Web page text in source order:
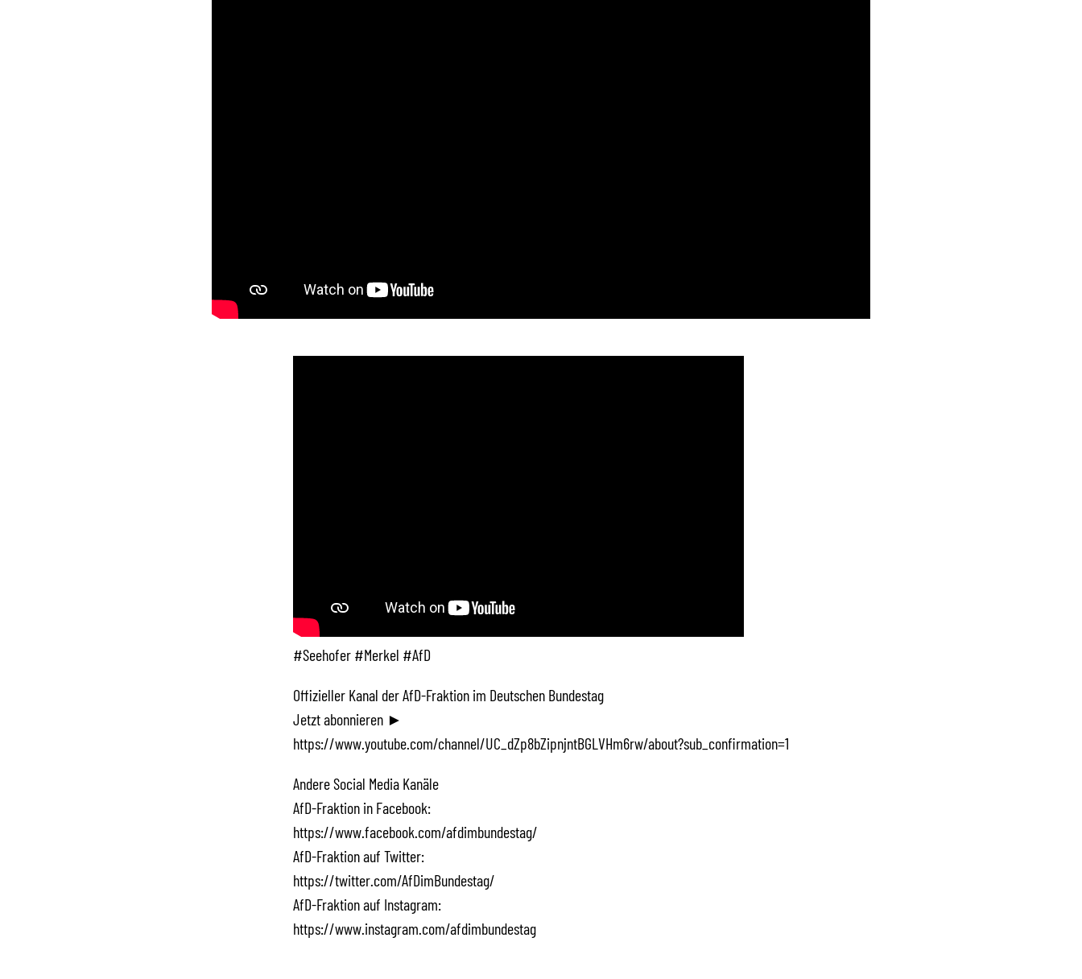
#Seehofer #Merkel #AfD
Offizieller Kanal der AfD-Fraktion im Deutschen Bundestag
Jetzt abonnieren ►
https://www.youtube.com/channel/UC_dZp8bZipnjntBGLVHm6rw/about?sub_confirmation=1
Andere Social Media Kanäle
AfD-Fraktion in Facebook:
https://www.facebook.com/afdimbundestag/
AfD-Fraktion auf Twitter:
https://twitter.com/AfDimBundestag/
AfD-Fraktion auf Instagram:
https://www.instagram.com/afdimbundestag